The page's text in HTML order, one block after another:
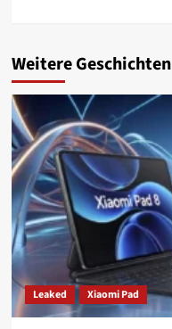
Weitere Geschichten
Leaked Xiaomi Pad